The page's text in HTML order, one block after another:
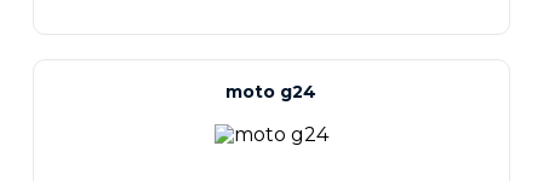
moto g24